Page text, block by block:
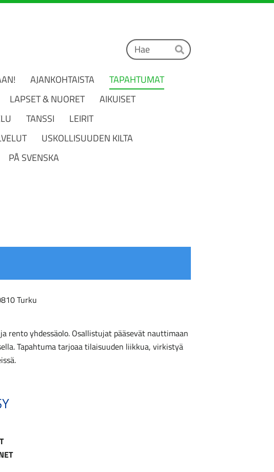
Haku
Hae
AJANKOHTAISTA
TAPAHTUMAT
LAPSET & NUORET
AIKUISET
TANSSI
LEIRIT
USKOLLISUUDEN KILTA
PÅ SVENSKA
Turku
rento yhdessäolo. Osallistujat pääsevät nauttimaan
Tapahtuma tarjoaa tilaisuuden liikkua, virkistyä